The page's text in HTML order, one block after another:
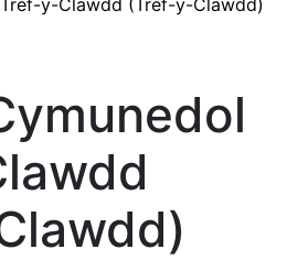
y-Clawdd (Tref-y-Clawdd)